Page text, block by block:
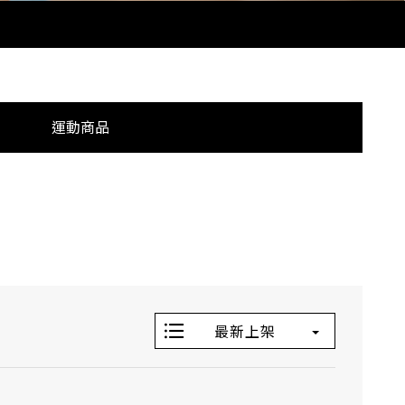
運動商品
最新上架